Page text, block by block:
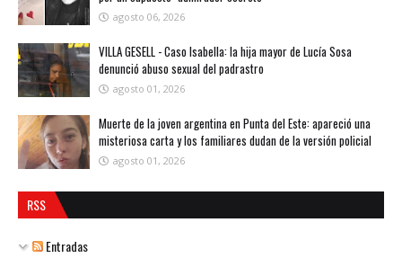
agosto 06, 2026
VILLA GESELL - Caso Isabella: la hija mayor de Lucía Sosa
denunció abuso sexual del padrastro
agosto 01, 2026
Muerte de la joven argentina en Punta del Este: apareció una
misteriosa carta y los familiares dudan de la versión policial
agosto 01, 2026
RSS
Entradas